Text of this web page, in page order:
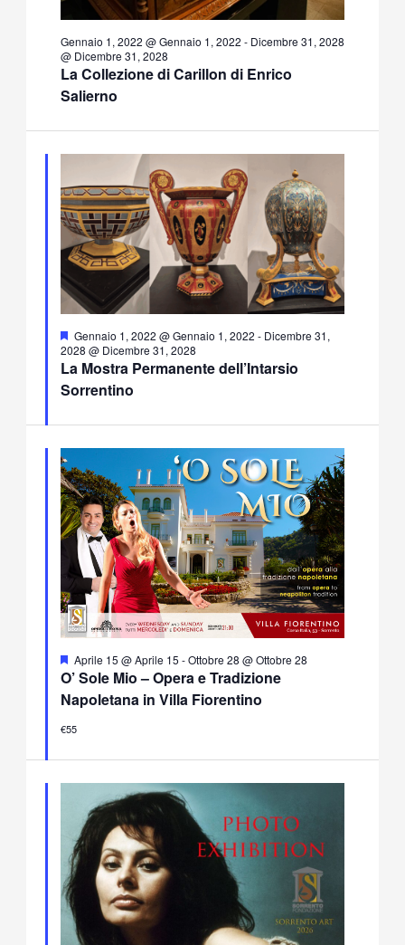
La Collezione di Carillon di Enrico
Salierno
Gennaio 1, 2022 @ Gennaio 1, 2022 - Dicembre 31, 2028
@ Dicembre 31, 2028
La Mostra Permanente dell’Intarsio
Sorrentino
Segnalati
Gennaio 1, 2022 @ Gennaio 1, 2022 - Dicembre 31,
2028 @ Dicembre 31, 2028
O’ Sole Mio – Opera e Tradizione
Napoletana in Villa Fiorentino
Segnalati
Aprile 15 @ Aprile 15 -Ottobre 28 @ Ottobre 28
€55